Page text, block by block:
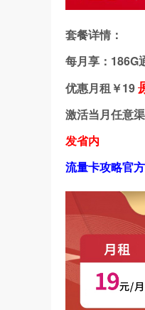
套餐详情：
每月享：186G
优惠月租￥19
激活当月任意
发省内
流量卡攻略官